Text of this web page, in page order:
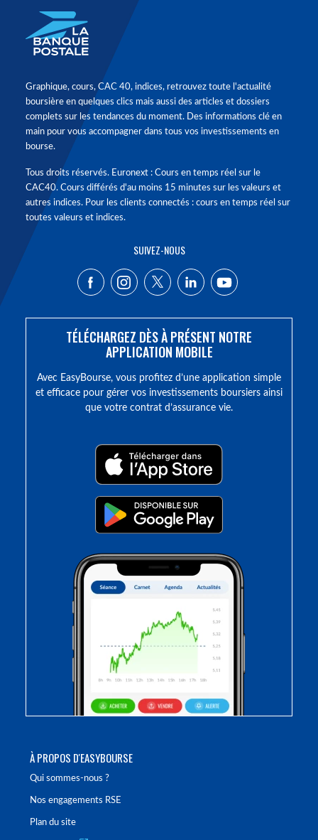
À PROPOS D'EASYBOURSE
Qui sommes-nous ?
Nos engagements RSE
Plan du site
Graphique, cours, CAC 40, indices, retrouvez toute l'actualité
boursière en quelques clics mais aussi des articles et dossiers
complets sur les tendances du moment. Des informations clé en
main pour vous accompagner dans tous vos investissements en
bourse.
Tous droits réservés. Euronext : Cours en temps réel sur le
CAC40. Cours différés d'au moins 15 minutes sur les valeurs et
autres indices. Pour les clients connectés : cours en temps réel sur
toutes valeurs et indices.
SUIVEZ-NOUS
TÉLÉCHARGEZ DÈS À PRÉSENT NOTRE
APPLICATION MOBILE
Avec EasyBourse, vous profitez d’une application simple
et efficace pour gérer vos investissements boursiers ainsi
que votre contrat d’assurance vie.